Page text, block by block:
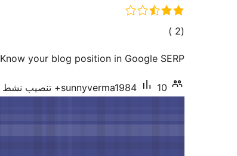
(2
إجمالي)
Know your blog position in Google SERP
sunnyverma1984 10+ تنصيب نشط